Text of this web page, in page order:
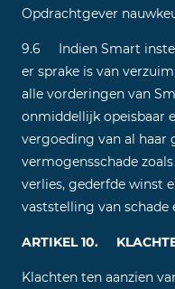
Opdrachtgever
9.6 Indien Smart
er sprake is van
alle vorderingen van
onmiddellijk opeisbaar
vergoeding van al haar
vermogensschade
verlies, gederfde winst
vaststelling van schade
ARTIKEL 10.
Klachten ten aanzien